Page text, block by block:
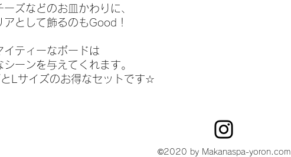
ーズなどのお皿かわりに、
アとして飾るのもGood！
イティーなボードは
シーンを与えてくれます。
Lサイズのお得なセットです☆
©2020 by Makanaspa-yoron.com